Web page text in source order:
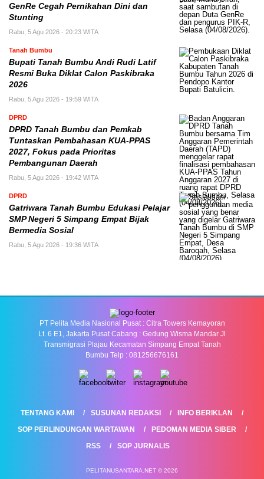
GenRe Cegah Pernikahan Dini dan
Stunting
Rabu, 5 Agu 2026 - 20:23 WITA
Tanah Bumbu
Bupati Tanah Bumbu Andi Rudi Latif
Resmi Buka Diklat Calon Paskibraka
2026
Rabu, 5 Agu 2026 - 19:59 WITA
DPRD
DPRD Tanah Bumbu dan Pemkab
Tuntaskan Pembahasan KUA-PPAS
2027, Fokus pada Prioritas
Pembangunan Daerah
Rabu, 5 Agu 2026 - 19:42 WITA
DPRD
Gatriwara Tanah Bumbu Edukasi Pelajar
SMP Negeri 5 Simpang Empat Bijak
Bermedia Sosial
Rabu, 5 Agu 2026 - 19:36 WITA
PT Pelita Media Nasional Pusat : Citra Towers Kemayoran
Lt. 6 E1, Jakarta Pusat Cabang : Gedung Wisma Mandar Jl
Transmigrasi Plajau Kecamatan Simpang Empat Tanah
Bumbu Telp : 081256676161
TENTANG KAMI SUSUNAN REDAKSI
INFO BERIKLAN
SOP PERLINDUNGAN WARTAWAN
PEDOMAN MEDIA SIBER
RSS
SOP JURNALIS
PELITANUSANTARA.NET © 2026